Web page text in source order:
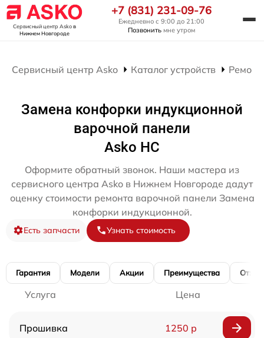
Сервисный центр Askoв
Нижнем Новгороде
+7 (831) 231-09-76
Ежедневно с 9:00 до 21:00
Позвонить мне утром
Сервисный центр Asko Каталог устройств
Замена конфорки индукционной
варочной панели
Asko HC
Оформите обратный звонок. Наши мастера из
сервисного центра Asko в Нижнем Новгороде дадут
оценку стоимости ремонта варочной панели Замена
конфорки индукционной.
Есть запчасти Узнать стоимость
Гарантия Модели Акции Преимущества
Услуга Цена
Прошивка 1250 р